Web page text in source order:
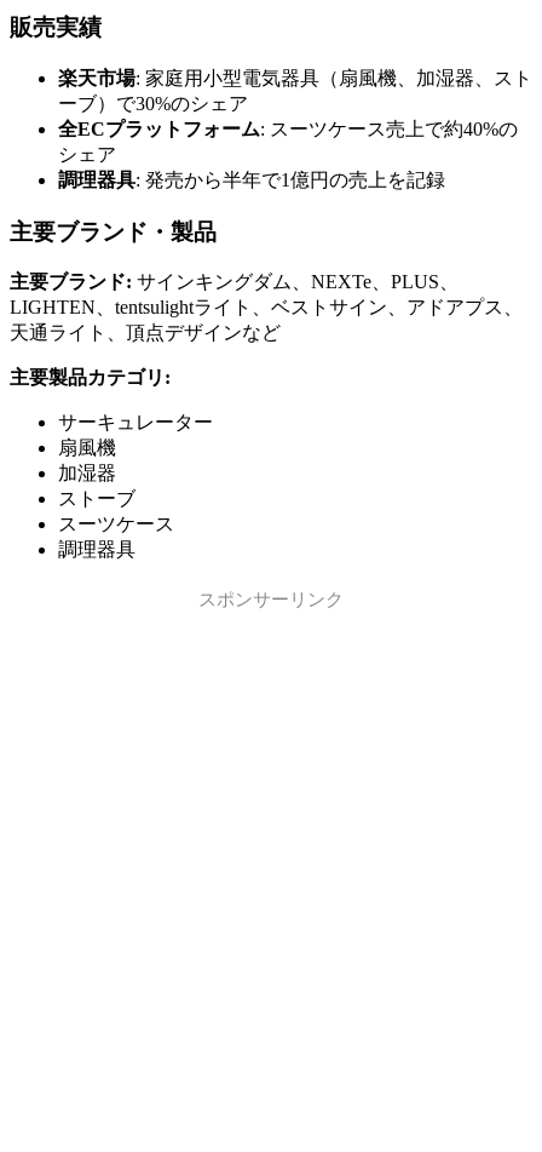
販売実績
楽天市場: 家庭用小型電気器具（扇風機、加湿器、スト
ーブ）で30%のシェア
全ECプラットフォーム: スーツケース売上で約40%の
シェア
調理器具: 発売から半年で1億円の売上を記録
主要ブランド・製品
主要ブランド: サインキングダム、NEXTe、PLUS、
LIGHTEN、tentsulightライト、ベストサイン、アドアプス、
天通ライト、頂点デザインなど
主要製品カテゴリ:
サーキュレーター
扇風機
加湿器
ストーブ
スーツケース
調理器具
スポンサーリンク